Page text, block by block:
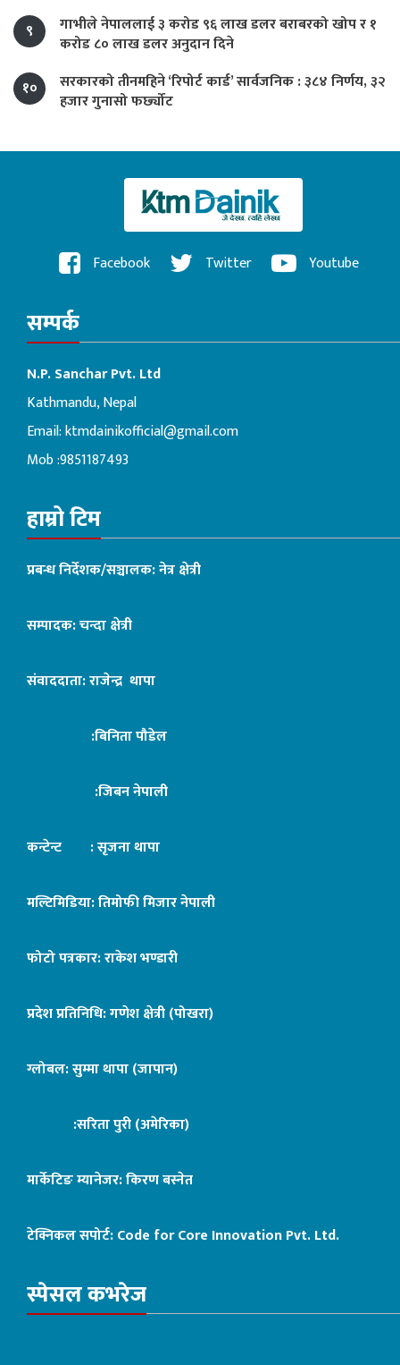
९
गाभीले नेपाललाई ३ करोड ९६ लाख डलर बराबरको खोप र १
करोड ८० लाख डलर अनुदान दिने
१०
सरकारको तीनमहिने ‘रिपोर्ट कार्ड’ सार्वजनिक : ३८४ निर्णय, ३२
हजार गुनासो फर्छ्योट
Facebook Twitter Youtube
सम्पर्क
N.P. Sanchar Pvt. Ltd
Kathmandu, Nepal
Email:ktmdainikofficial@gmail.com
Mob :9851187493
हाम्रो टिम
प्रबन्ध निर्देशक/सञ्चालक: नेत्र क्षेत्री
सम्पादक: चन्दा क्षेत्री
संवाददाता: राजेन्द्र थापा
:बिनिता पौडेल
:जिबन नेपाली
कन्टेन्ट : सृजना थापा
मल्टिमिडिया: तिमोफी मिजार नेपाली
फोटो पत्रकार: राकेश भण्डारी
प्रदेश प्रतिनिधि: गणेश क्षेत्री (पोखरा)
ग्लोबल: सुम्मा थापा (जापान)
:सरिता पुरी (अमेरिका)
मार्केटिङ म्यानेजर: किरण बस्नेत
टेक्निकल सपोर्ट:Code for Core Innovation Pvt. Ltd.
स्पेसल कभरेज